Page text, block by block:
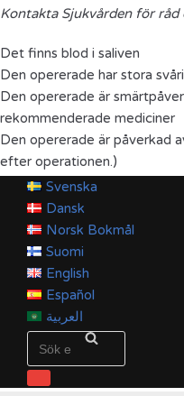
Kontakta Sjukvården för råd
Det finns blod i saliven
Den opererade har stora
Den opererade är
rekommenderade mediciner
Den opererade är påverkad
efter operationen.)
Svenska
Dansk
Norsk Bokmål
Suomi
English
Español
العربية